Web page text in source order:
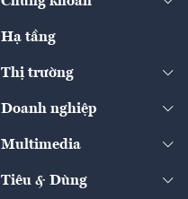
Doanh nghiệp niêm yết
Khung pháp lý
Hạ tầng
Thị trường
Thị trường
Doanh nghiệp
Multimedia
Tiêu & Dùng